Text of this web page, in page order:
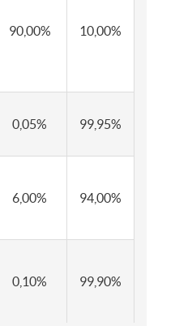
90,00% 10,00%
0,05% 99,95%
6,00% 94,00%
0,10% 99,90%